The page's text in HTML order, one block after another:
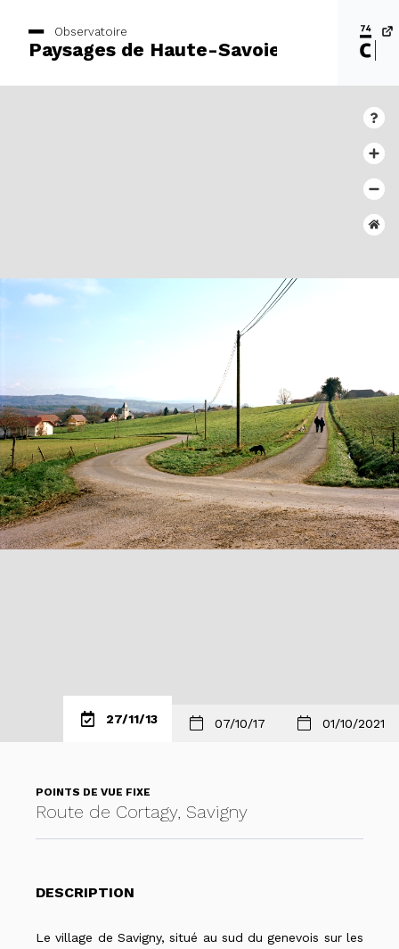
Paysages de Haute-Savoie
Observatoire
27/11/13 07/10/17 01/10/2021
POINTS DE VUE FIXE
Route de Cortagy, Savigny
DESCRIPTION
Le village de Savigny, situé au sud du genevois sur les